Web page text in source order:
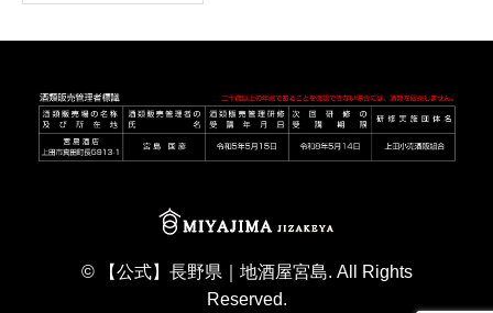
© 【公式】長野県｜地酒屋宮島. All Rights
Reserved.